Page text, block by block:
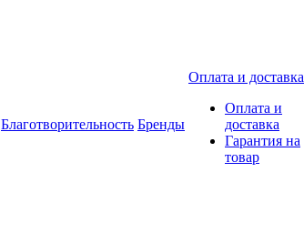
Благотворительность Бренды
Оплата и доставка
Оплата и
доставка
Гарантия на
товар